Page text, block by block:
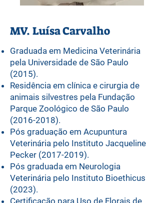
MV. Luísa Carvalho
Graduada em Medicina Veterinária
pela Universidade de São Paulo
(2015).
Residência em clínica e cirurgia de
animais silvestres pela Fundação
Parque Zoológico de São Paulo
(2016-2018).
Pós graduação em Acupuntura
Veterinária pelo Instituto Jacqueline
Pecker (2017-2019).
Pós graduada em Neurologia
Veterinária pelo Instituto Bioethicus
(2023).
Certificação para Uso de Florais de